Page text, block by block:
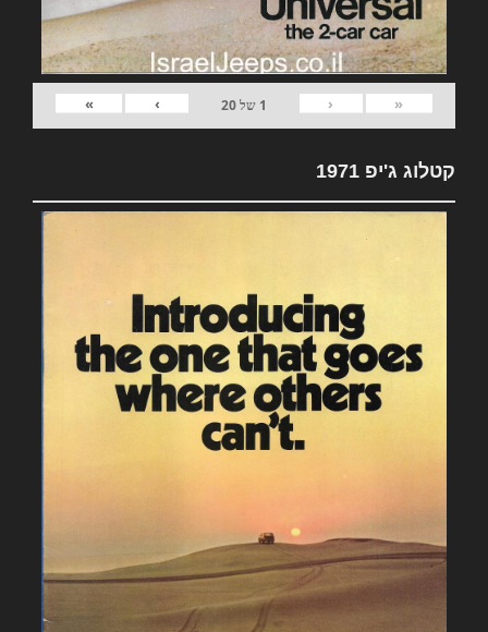
«
‹
1 של20
›
»
קטלוג ג'יפ 1971